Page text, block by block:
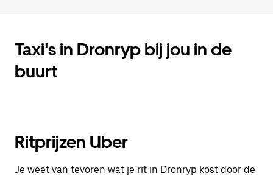
Taxi's in Dronryp bij jou in de
buurt
Ritprijzen Uber
Je weet van tevoren wat je rit in Dronryp kost door de